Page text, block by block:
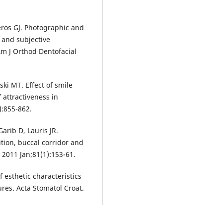
GJ. Photographic and
subjective
J Orthod Dentofacial
MT. Effect of smile
in
862.
D, Lauris JR.
buccal corridor and
Jan;81(1):153-61.
esthetic characteristics
Acta Stomatol Croat.